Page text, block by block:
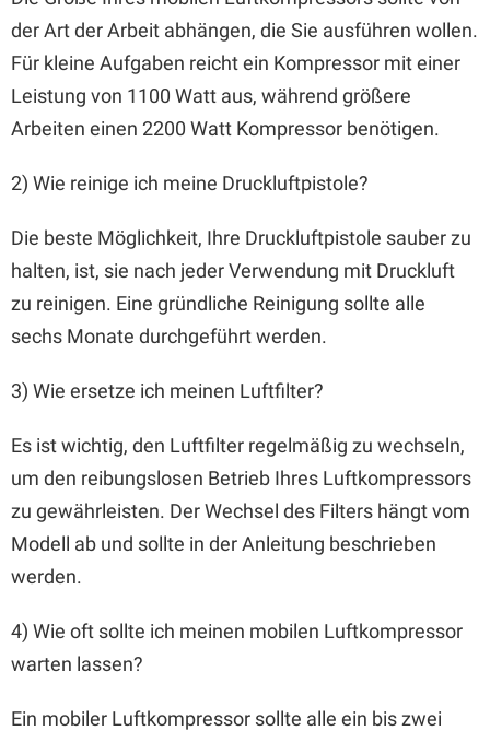
der Art der Arbeit abhängen, die Sie ausführen wollen.
Für kleine Aufgaben reicht ein Kompressor mit einer
Leistung von 1100 Watt aus, während größere
Arbeiten einen 2200 Watt Kompressor benötigen.
2) Wie reinige ich meine Druckluftpistole?
Die beste Möglichkeit, Ihre Druckluftpistole sauber zu
halten, ist, sie nach jeder Verwendung mit Druckluft
zu reinigen. Eine gründliche Reinigung sollte alle
sechs Monate durchgeführt werden.
3) Wie ersetze ich meinen Luftfilter?
Es ist wichtig, den Luftfilter regelmäßig zu wechseln,
um den reibungslosen Betrieb Ihres Luftkompressors
zu gewährleisten. Der Wechsel des Filters hängt vom
Modell ab und sollte in der Anleitung beschrieben
werden.
4) Wie oft sollte ich meinen mobilen Luftkompressor
warten lassen?
Ein mobiler Luftkompressor sollte alle ein bis zwei